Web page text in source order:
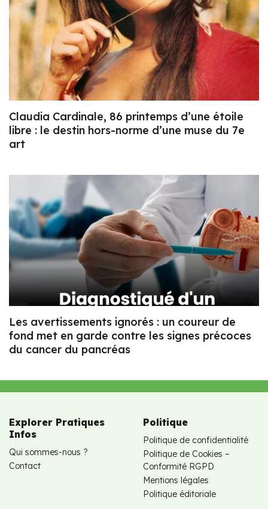
Claudia Cardinale, 86 printemps d’une étoile
libre : le destin hors-norme d’une muse du 7e
art
Les avertissements ignorés : un coureur de
fond met en garde contre les signes précoces
du cancer du pancréas
Explorer Pratiques
Infos
Qui sommes-nous ?
Contact
Politique
Politique de confidentialité
Politique de Cookies –
Conformité RGPD
Mentions légales
Politique éditoriale